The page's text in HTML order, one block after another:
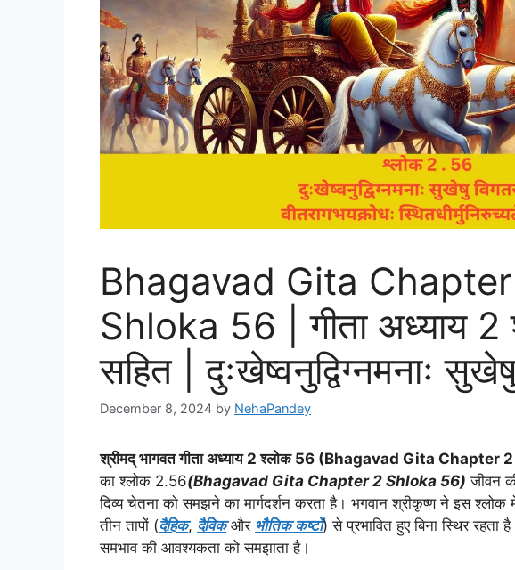
Bhagavad Gita
Shloka 56 | गीता अध्याय 2
सहित | दुःखेष्वनुद्विग्नमनाः
December 8, 2024 by NehaPandey
श्रीमद् भागवत गीता अध्याय 2 श्लोक 56 (Bhagavad Gita Chapter
का श्लोक 2.56(Bhagavad Gita Chapter 2 Shloka 56) जीवन
दिव्य चेतना को समझने का मार्गदर्शन करता है। भगवान श्रीकृष्ण ने इस
तीन तापों (दैहिक, दैविकऔर भौतिक कष्टों) से प्रभावित हुए बिना स्थिर
समभाव की आवश्यकता को समझाता है।